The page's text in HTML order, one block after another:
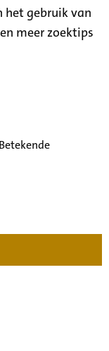
het gebruik van
meer zoektips